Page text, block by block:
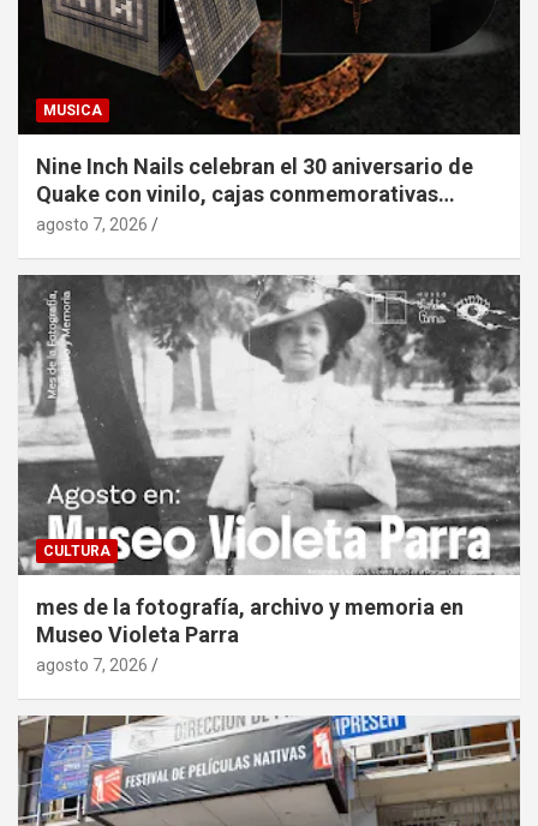
MUSICA
Nine Inch Nails celebran el 30 aniversario de
Quake con vinilo, cajas conmemorativas…
agosto 7, 2026
CULTURA
mes de la fotografía, archivo y memoria en
Museo Violeta Parra
agosto 7, 2026